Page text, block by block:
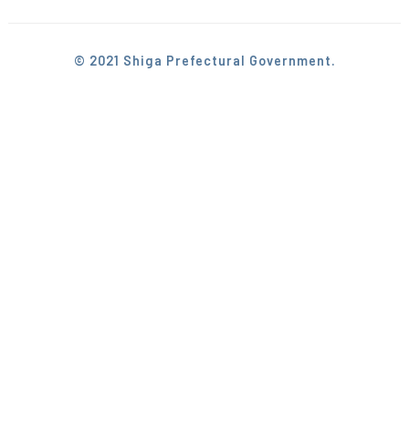
© 2021 Shiga Prefectural Government.